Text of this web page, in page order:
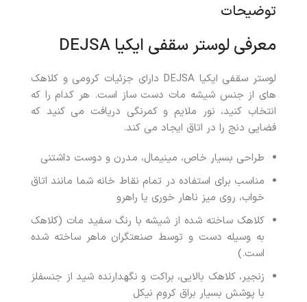
توضیحات
معرفی لوستر سقفی ایکیا DEJSA
لوستر سقفی ایکیا DEJSA دارای جزئیات کرومی و کلاهک
های از جنس شیشه مات دست ساز است. هر کدام را که
انتخاب کنید، نور ملایم و کمرنگی دریافت می کنید که
فضایی دنج را در اتاق ایجاد می کند.
طراحی بسیار خاص، مینیمال، مدرن و دوست داشتنی
مناسب برای استفاده در تمام نقاط خانه شما مانند اتاق
خواب، روی میز ناهار خوری یا راهرو
کلاهک ساخته شده از شیشه با رنگ سفید مات (کلاهک
به وسیله دست و توسط صنعتگران ماهر ساخته شده
است.)
زنجیر، کلاهک بالایی، براکت و نگهدارنده شید از جنسفلز
با پوشش بسیار براق کروم نیکل